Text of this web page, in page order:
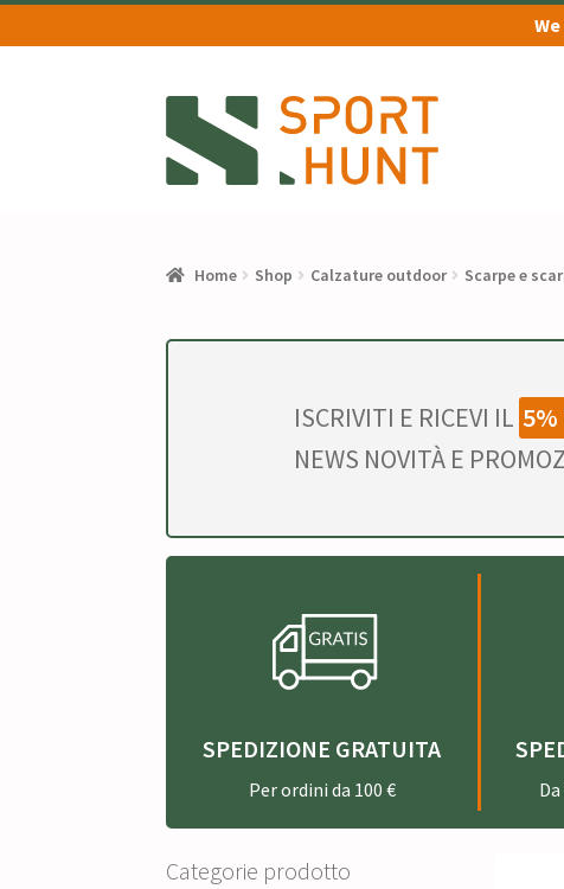
alla
navigazione
al
contenuto
Home Shop Calzature outdoor Scarpe e
ISCRIVITI E RICEVI IL 5%
NEWS NOVITÀ E
SPEDIZIONE GRATUITA
Per ordini da 100 €
Categorie prodotto